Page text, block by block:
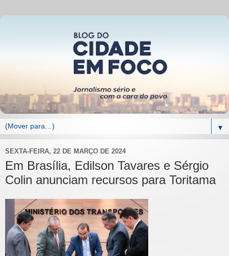
▼
SEXTA-FEIRA, 22 DE MARÇO DE 2024
Em Brasília, Edilson Tavares e Sérgio
Colin anunciam recursos para Toritama